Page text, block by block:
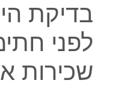
בדיקת
לפני
שכירות